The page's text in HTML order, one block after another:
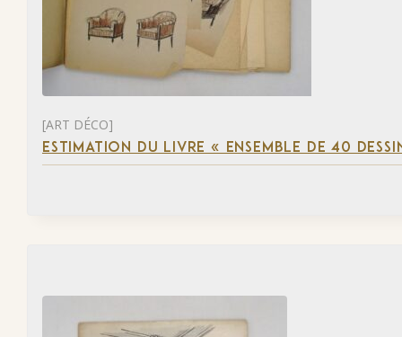
[ART DÉCO]
ESTIMATION DU LIVRE « ENSEMBLE DE 40